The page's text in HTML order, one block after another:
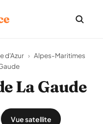
d'Azur › Alpes-Maritimes
La Gaude
Vue satellite